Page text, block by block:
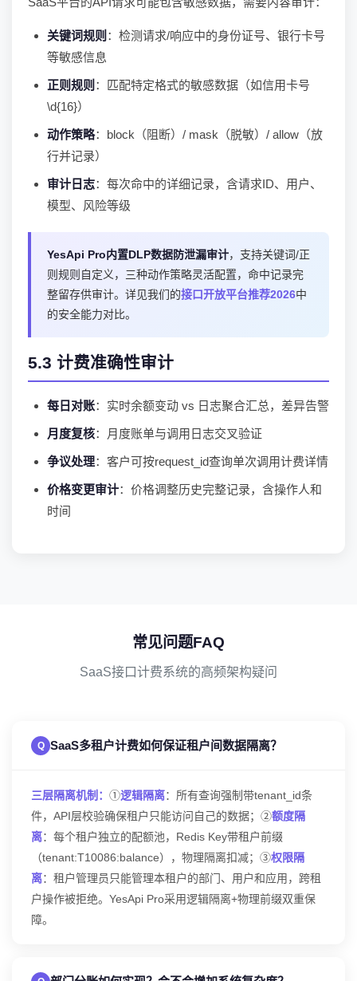
关键词规则 ：检测请求/响应中的身份证号、银行卡号
等敏感信息
正则规则 ：匹配特定格式的敏感数据（如信用卡号
\d{16}）
动作策略：block（阻断）/ mask（脱敏）/ allow（放
行并记录）
审计日志：每次命中的详细记录，含请求ID、用户、
模型、风险等级
YesApi Pro内置DLP数据防泄漏审计，支持关键词/正
则规则自定义，三种动作策略灵活配置，命中记录完
整留存供审计。详见我们的接口开放平台推荐2026中
的安全能力对比。
5.3 计费准确性审计
每日对账：实时余额变动 vs 日志聚合汇总，差异告警
月度复核：月度账单与调用日志交叉验证
争议处理：客户可按request_id查询单次调用计费详情
价格变更审计：价格调整历史完整记录，含操作人和
时间
常见问题FAQ
SaaS接口计费系统的高频架构疑问
SaaS多租户计费如何保证租户间数据隔离？
三层隔离机制： ①逻辑隔离：所有查询强制带tenant_id条
件，API层校验确保租户只能访问自己的数据；②额度隔
离：每个租户独立的配额池，Redis Key带租户前缀
（tenant:T10086:balance），物理隔离扣减；③权限隔
离：租户管理员只能管理本租户的部门、用户和应用，跨租
户操作被拒绝。YesApi Pro采用逻辑隔离+物理前缀双重保
障。